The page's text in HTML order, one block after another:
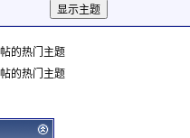
的热门主题
的热门主题